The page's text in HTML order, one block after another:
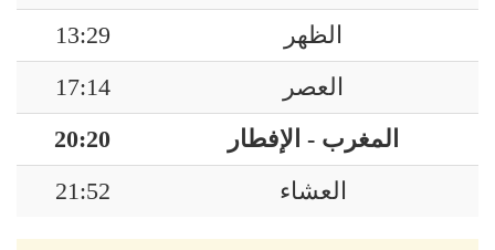
الظهر
13:29
العصر
17:14
المغرب - الإفطار
20:20
العشاء
21:52